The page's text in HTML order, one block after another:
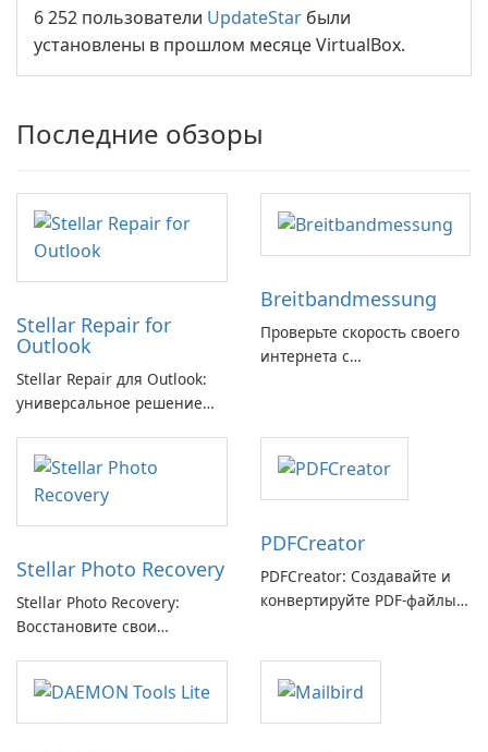
6 252 пользователи UpdateStar были
установлены в прошлом месяце VirtualBox.
Последние обзоры
Stellar Repair for
Outlook
Stellar Repair для Outlook:
универсальное решение
электронной почты
Breitbandmessung
Проверьте скорость своего
интернета с
Stellar Photo Recovery
Stellar Photo Recovery:
Восстановите свои
с легкостью
PDFCreator
PDFCreator: Создавайте и
конвертируйте PDF-файлы с